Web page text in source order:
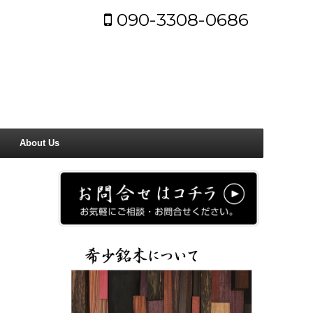
090-3308-0686
About Us